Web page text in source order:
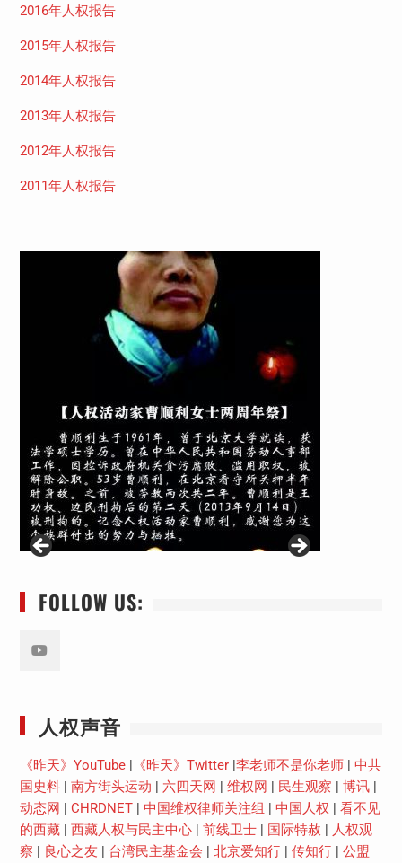
2016年人权报告
2015年人权报告
2014年人权报告
2013年人权报告
2012年人权报告
2011年人权报告
FOLLOW US:
人权声音
《昨天》YouTube| 《昨天》Twitter| 李老师不是你老师| 中共
国史料| 南方街头运动 六四天网 维权网 民生观察 博讯|
动态网
CHRDNET| 中国维权律师关注组 中国人权
看不见
的西藏| 西藏人权与民主中心| 前线卫士| 国际特赦
人权观
察
良心之友 台湾民主基金会 北京爱知行| 传知行| 公盟